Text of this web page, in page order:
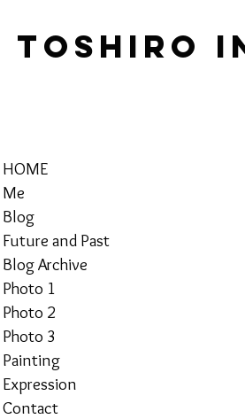
TOSHIRO
HOME
Me
Blog
Future and Past
Blog Archive
Photo 1
Photo 2
Photo 3
Painting
Expression
Contact